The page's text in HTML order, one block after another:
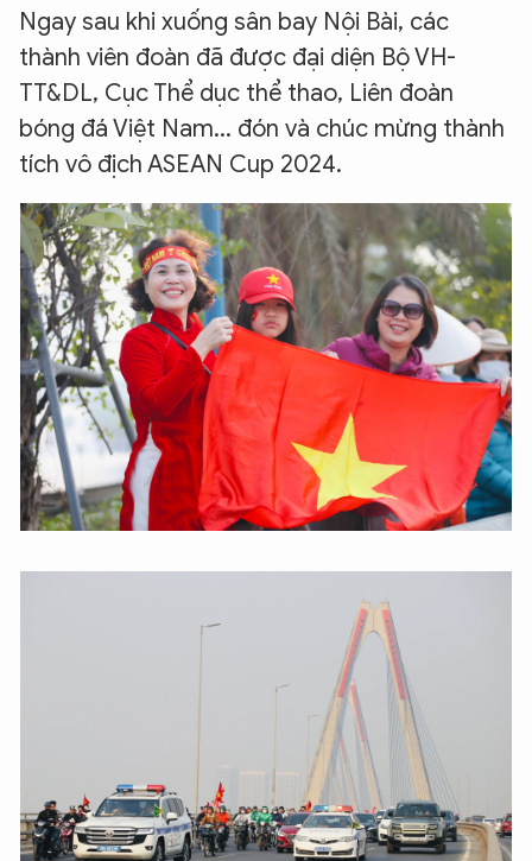
Ngay sau khi xuống sân bay Nội Bài, các
thành viên đoàn đã được đại diện Bộ VH-
TT&DL, Cục Thể dục thể thao, Liên đoàn
bóng đá Việt Nam... đón và chúc mừng thành
tích vô địch ASEAN Cup 2024.